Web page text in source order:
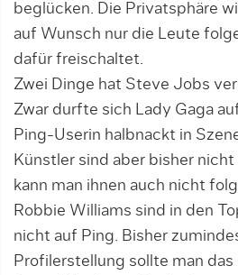
beglücken. Die Privatsphäre
auf Wunsch nur die Leute
dafür freischaltet.
Zwei Dinge hat Steve Jobs
Zwar durfte sich Lady Gaga
Ping-Userin halbnackt in
Künstler sind aber bisher
kann man ihnen auch nicht
Robbie Williams sind in den
nicht auf Ping. Bisher
Profilerstellung sollte man